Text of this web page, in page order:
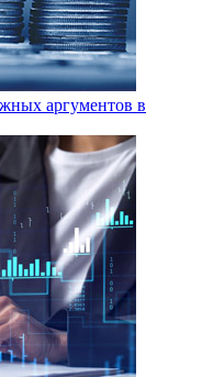
аргументов в